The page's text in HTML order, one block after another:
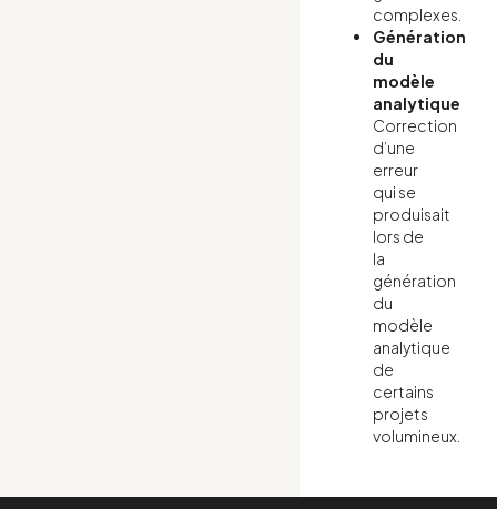
complexes.
Génération
du
modèle
analytique
Correction
d’une
erreur
qui se
produisait
lors de
la
génération
du
modèle
analytique
de
certains
projets
volumineux.